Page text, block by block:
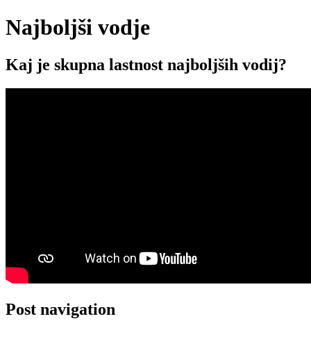
Najboljši vodje
Kaj je skupna lastnost najboljših vodij?
Post navigation